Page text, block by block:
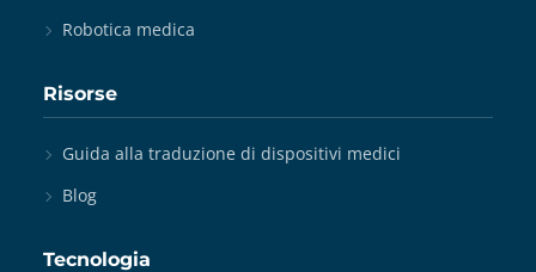
Robotica medica
Risorse
Guida alla traduzione di dispositivi medici
Blog
Tecnologia